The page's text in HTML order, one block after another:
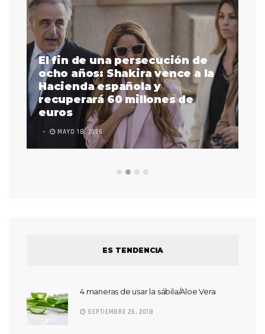
El fin de una persecución de
ocho años: Shakira vence a la
Hacienda española y
recuperará 60 millones de
euros
MAYO 18, 2026
ES TENDENCIA
4 maneras de usar la sábila/Aloe Vera
SEPTIEMBRE 26, 2018